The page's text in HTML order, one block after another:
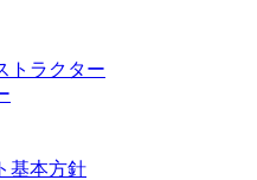
トラクター
基本方針